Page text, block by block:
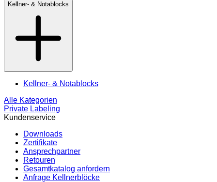
Kellner- & Notablocks
Kellner- & Notablocks
Alle Kategorien
Private Labeling
Kundenservice
Downloads
Zertifikate
Ansprechpartner
Retouren
Gesamtkatalog anfordern
Anfrage Kellnerblöcke